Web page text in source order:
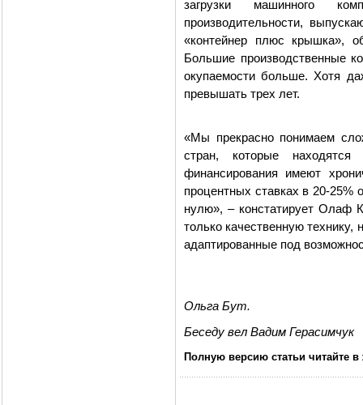
загрузки машинного
производительности,
«контейнер плюс крышка»,
Большие производственные
окупаемости больше. Хотя
превышать трех лет.
«Мы прекрасно понимаем
стран, которые
финансирования имеют
процентных ставках в 20-25%
нулю», – констатирует Олаф
только качественную
адаптированные под
Ольга Бут.
Беседу вел Вадим Герасимчук
Полную версию статьи читайте